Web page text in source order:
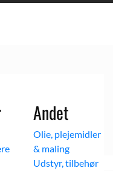
Andet
Olie, plejemidler
& maling
Udstyr, tilbehør